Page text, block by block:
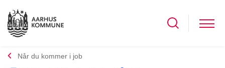
Når du kommer i job